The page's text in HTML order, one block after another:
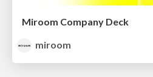
Miroom Company Deck
miroom